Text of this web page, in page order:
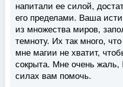
напитали ее силой,
его пределами. Ваша
из множества миров,
темноту. Их так много,
мне магии не хватит,
сокрыта. Мне очень жаль,
силах вам помочь.